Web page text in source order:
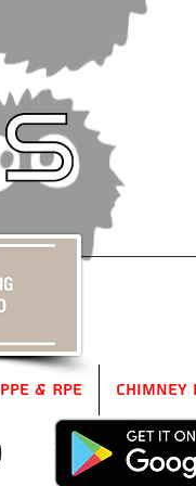
PPE & RPE